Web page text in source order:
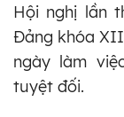
Hội nghị lần
Đảng khóa
ngày làm
tuyệt đối.